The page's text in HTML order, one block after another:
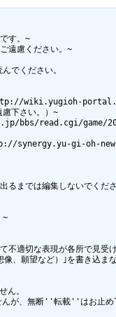
す。~
遠慮ください。~
でください。
wiki.yugioh-
下さい。）~
read.cgi/game/
synergy.yu-gi-oh-
るまでは編集しないでくださ
~
不適切な表現が各所で見受
像、願望など）｣を書き込
ん。
が、無断''転載''はお止め